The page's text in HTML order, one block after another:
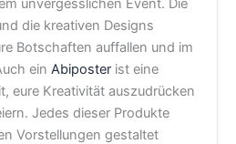
unvergesslichen Event. Die
die kreativen Designs
Botschaften auffallen und im
ein Abiposter ist eine
eure Kreativität auszudrücken
Jedes dieser Produkte
Vorstellungen gestaltet